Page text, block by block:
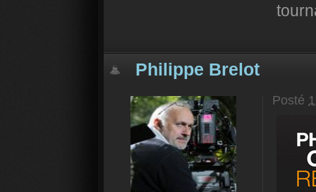
Philippe Brelot
Posté